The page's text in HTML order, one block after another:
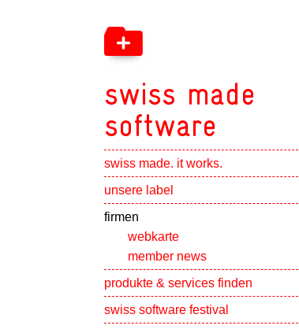
swiss made
software
swiss made. it works.
unsere label
firmen
webkarte
member news
produkte & services finden
swiss software festival